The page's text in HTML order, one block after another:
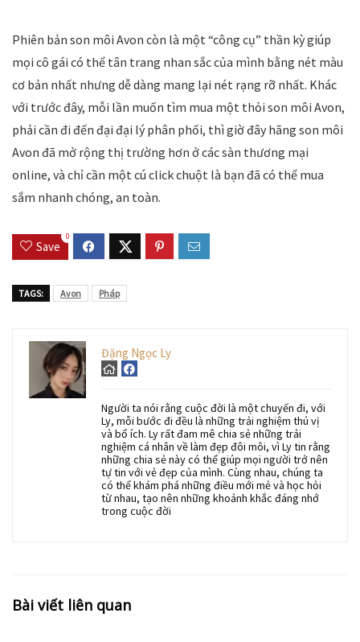
Phiên bản son môi Avon còn là một “công cụ” thần kỳ giúp
mọi cô gái có thể tân trang nhan sắc của mình bằng nét màu
cơ bản nhất nhưng dễ dàng mang lại nét rạng rỡ nhất. Khác
với trước đây, mỗi lần muốn tìm mua một thỏi son môi Avon,
phải cần đi đến đại đại lý phân phối, thì giờ đây hãng son môi
Avon đã mở rộng thị trường hơn ở các sàn thương mại
online, và chỉ cần một cú click chuột là bạn đã có thể mua
sắm nhanh chóng, an toàn.
Save
0
TAGS: Avon Pháp
Đặng Ngọc Ly
Người ta nói rằng cuộc đời là một chuyến đi, với
Ly, mỗi bước đi đều là những trải nghiệm thú vị
và bổ ích. Ly rất đam mê chia sẻ những trải
nghiệm cá nhân về làm đẹp đôi môi, vì Ly tin rằng
những chia sẻ này có thể giúp mọi người trở nên
tự tin với vẻ đẹp của mình. Cùng nhau, chúng ta
có thể khám phá những điều mới mẻ và học hỏi
từ nhau, tạo nên những khoảnh khắc đáng nhớ
trong cuộc đời
Bài viết liên quan